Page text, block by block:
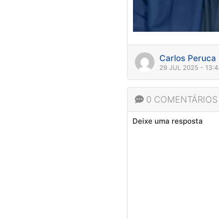
Carlos Peruca
29 JUL 2025 -
0 COMENTÁRIOS
Deixe uma resposta